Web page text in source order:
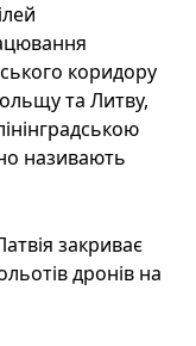
коридору
та Литву,
називають
закриває
дронів на